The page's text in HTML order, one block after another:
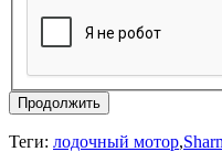
Продолжить
Теги: лодочный мотор,